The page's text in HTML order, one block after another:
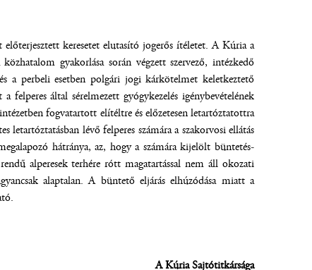
keresetet elutasító jogerős ítéletet. A Kúria a
gyakorlása során végzett szervező, intézkedő
a perbeli esetben polgári jogi kárkötelmet keletkeztető
által sérelmezett gyógykezelés igénybevételének
fogvatartott elítéltre és előzetesen letartóztatottra
letartóztatásban lévő felperes számára a szakorvosi ellátás
hátránya, az, hogy a számára kijelölt büntetés-
alperesek terhére rótt magatartással nem áll okozati
alaptalan. A büntető eljárás elhúzódása miatt a
A Kúria Sajtótitkársága